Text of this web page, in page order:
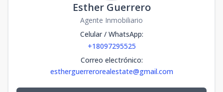
Esther Guerrero
Agente Inmobiliario
Celular / WhatsApp:
+18097295525
Correo electrónico:
estherguerrerorealestate@gmail.com